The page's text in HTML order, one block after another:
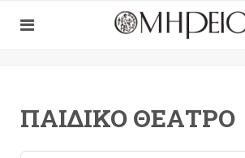
ΠΑΙΔΙΚΌ ΘΈΑΤΡΟ